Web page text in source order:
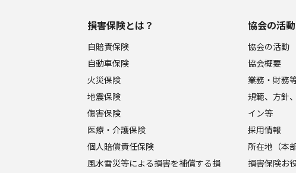
損害保険とは？
自賠責保険
自動車保険
火災保険
地震保険
傷害保険
医療・介護保険
個人賠償責任保険
風水雪災等による損害を補償する損
協会の活
協会の活動
協会概要
業務・財務
規範、方針
イン等
採用情報
所在地（本
損害保険お